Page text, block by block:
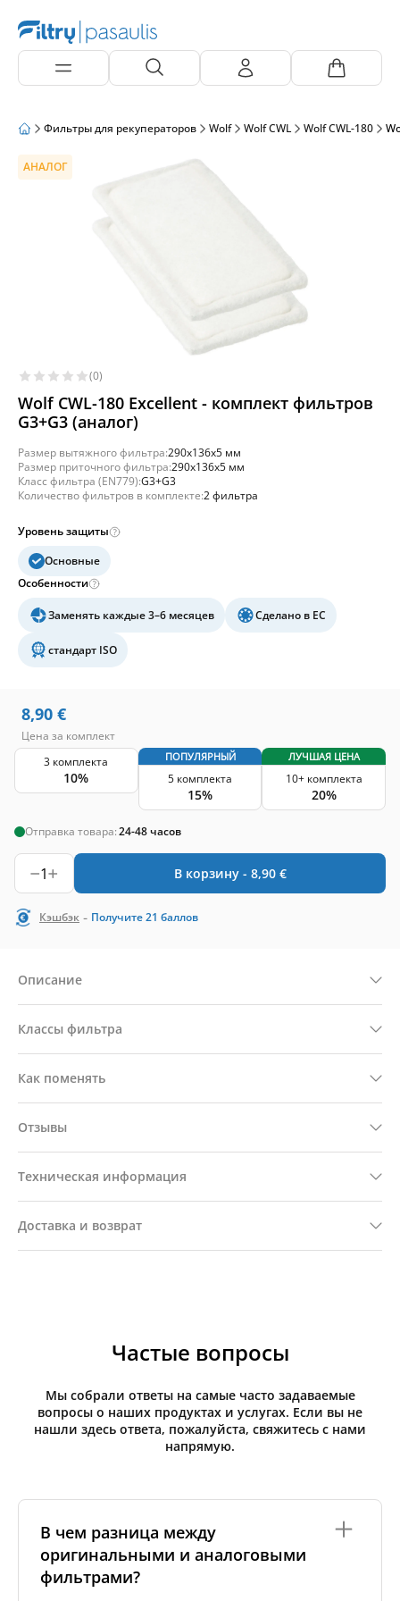
Фильтры для рекуператоров Wolf Wolf CWL Wolf CWL-180
АНАЛОГ
(0)
Wolf CWL-180 Excellent - комплект фильтров
G3+G3 (аналог)
Размер вытяжного фильтра:290x136x5 мм
Размер приточного фильтра:290x136x5 мм
Класс фильтра (EN779):G3+G3
Количество фильтров в комплекте:2 фильтра
Уровень защиты
Основные
Особенности
Заменять каждые 3–6 месяцев Сделано в ЕС
стандарт ISO
8,90 €
Цена за комплект
3 комплекта
10%
ПОПУЛЯРНЫЙ
5 комплекта
15%
ЛУЧШАЯ ЦЕНА
10+ комплекта
20%
Отправка товара:24-48 часов
1 В корзину - 8,90 €
Кэшбэк - Получите21 баллов
Описание
Классы фильтра
Как поменять
Отзывы
Техническая информация
Доставка и возврат
Частые вопросы
Мы собрали ответы на самые часто задаваемые
вопросы о наших продуктах и услугах. Если вы не
нашли здесь ответа, пожалуйста, свяжитесь с нами
напрямую.
В чем разница между
оригинальными и аналоговыми
фильтрами?